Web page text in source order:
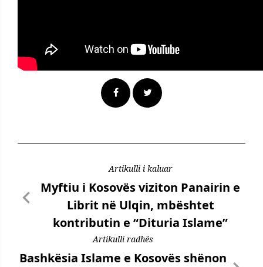
Artikulli i kaluar
Myftiu i Kosovës viziton Panairin e
Librit në Ulqin, mbështet
kontributin e “Dituria Islame”
Artikulli radhës
Bashkësia Islame e Kosovës shënon